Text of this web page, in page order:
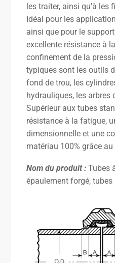
les traiter, ainsi qu'à les
Idéal pour les
ainsi que pour le
excellente résistance à
confinement de la
typiques sont les outils
fond de trou, les
hydrauliques, les arbres
Supérieur aux tubes
résistance à la fatigue,
dimensionnelle et une
matériau 100% grâce
Nom du produit :Tubes
épaulement forgé,